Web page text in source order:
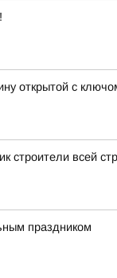
открытой с
строители всей
праздником